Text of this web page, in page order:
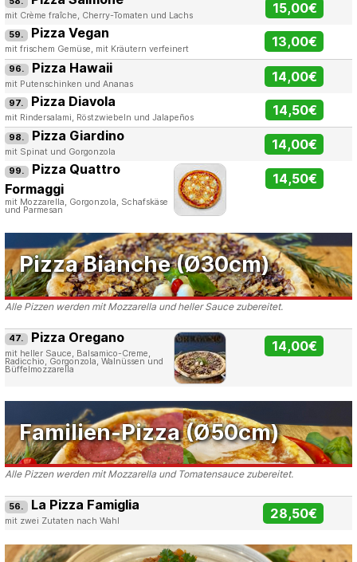
mit Crème fraîche, Cherry-Tomaten und Lachs 15,00€
59. Pizza Vegan
mit frischem Gemüse, mit Kräutern verfeinert 13,00€
96. Pizza Hawaii
mit Putenschinken und Ananas 14,00€
97. Pizza Diavola
mit Rindersalami, Röstzwiebeln und Jalapeños 14,50€
98. Pizza Giardino
mit Spinat und Gorgonzola 14,00€
99. Pizza Quattro
Formaggi
mit Mozzarella, Gorgonzola, Schafskäse
und Parmesan
14,50€
Pizza Bianche (Ø30cm)
Alle Pizzen werden mit Mozzarella und heller Sauce zubereitet.
47. Pizza Oregano
mit heller Sauce, Balsamico-Creme,
Radicchio, Gorgonzola, Walnüssen und
Büffelmozzarella
14,00€
Familien-Pizza (Ø50cm)
Alle Pizzen werden mit Mozzarella und Tomatensauce zubereitet.
56. La Pizza Famiglia
mit zwei Zutaten nach Wahl 28,50€